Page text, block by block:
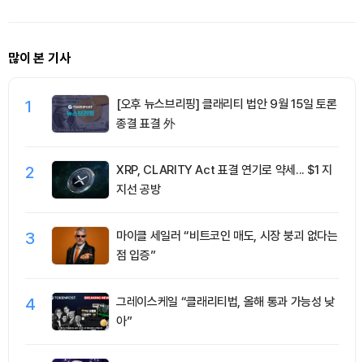
많이 본 기사
1
[오후 뉴스브리핑] 클래리티 법안 9월 15일 토론
종결 표결 外
2
XRP, CLARITY Act 표결 연기로 약세... $1 지
지선 공방
3
마이클 세일러 “비트코인 매도, 시장 붕괴 없다는
점 입증”
4
그레이스케일 “클래리티법, 올해 통과 가능성 낮
아”